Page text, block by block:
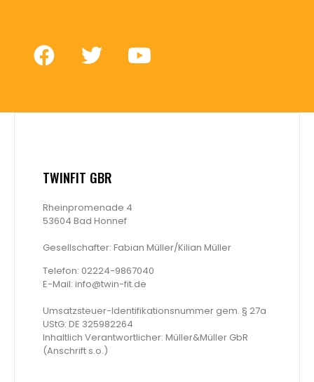
TWINFIT GBR
Rheinpromenade 4
53604 Bad Honnef
Gesellschafter: Fabian Müller/Kilian Müller
Telefon: 02224-9867040
E-Mail: info@twin-fit.de
Umsatzsteuer-Identifikationsnummer gem. § 27a
UStG: DE 325982264
Inhaltlich Verantwortlicher: Müller&Müller GbR
(Anschrift s.o.)